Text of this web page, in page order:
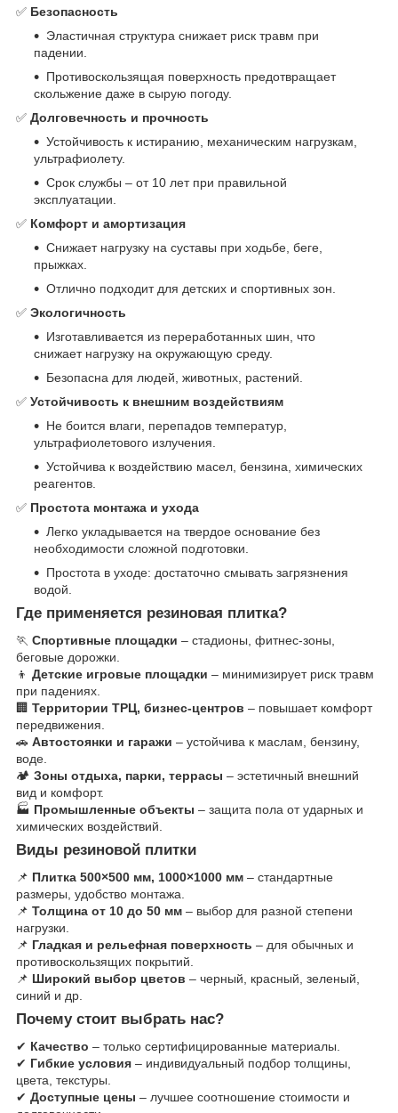
✅ Безопасность
Эластичная структура снижает риск травм при
падении.
Противоскользящая поверхность предотвращает
скольжение даже в сырую погоду.
✅ Долговечность и прочность
Устойчивость к истиранию, механическим нагрузкам,
ультрафиолету.
Срок службы – от 10 лет при правильной
эксплуатации.
✅ Комфорт и амортизация
Снижает нагрузку на суставы при ходьбе, беге,
прыжках.
Отлично подходит для детских и спортивных зон.
✅ Экологичность
Изготавливается из переработанных шин, что
снижает нагрузку на окружающую среду.
Безопасна для людей, животных, растений.
✅ Устойчивость к внешним воздействиям
Не боится влаги, перепадов температур,
ультрафиолетового излучения.
Устойчива к воздействию масел, бензина, химических
реагентов.
✅ Простота монтажа и ухода
Легко укладывается на твердое основание без
необходимости сложной подготовки.
Простота в уходе: достаточно смывать загрязнения
водой.
Где применяется резиновая плитка?
🏃 Спортивные площадки – стадионы, фитнес-зоны,
беговые дорожки.
👦 Детские игровые площадки – минимизирует риск травм
при падениях.
🏢 Территории ТРЦ, бизнес-центров – повышает комфорт
передвижения.
🚗 Автостоянки и гаражи – устойчива к маслам, бензину,
воде.
🏕 Зоны отдыха, парки, террасы – эстетичный внешний
вид и комфорт.
🏭 Промышленные объекты – защита пола от ударных и
химических воздействий.
Виды резиновой плитки
📌 Плитка 500×500 мм, 1000×1000 мм – стандартные
размеры, удобство монтажа.
📌 Толщина от 10 до 50 мм – выбор для разной степени
нагрузки.
📌 Гладкая и рельефная поверхность – для обычных и
противоскользящих покрытий.
📌 Широкий выбор цветов – черный, красный, зеленый,
синий и др.
Почему стоит выбрать нас?
✔ Качество – только сертифицированные материалы.
✔ Гибкие условия – индивидуальный подбор толщины,
цвета, текстуры.
✔ Доступные цены – лучшее соотношение стоимости и